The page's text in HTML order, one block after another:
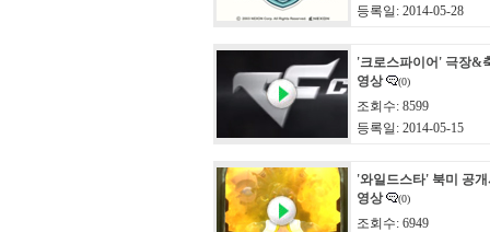
등록일: 2014-05-28
'크로스파이어' 극장&
영상
(0)
조회수: 8599
등록일: 2014-05-15
'와일드스타' 북미 공
영상
(0)
조회수: 6949